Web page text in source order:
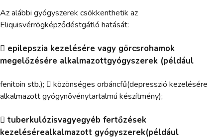
Az alábbi gyógyszerek csökkenthetik az
Eliquisvérrögképződéstgátló hatását:
 epilepszia kezelésére vagy görcsrohamok
megelőzésére alkalmazottgyógyszerek (például
fenitoin stb.);  közönséges orbáncfű(depresszió kezelésére
alkalmazott gyógynövénytartalmú készítmény);
 tuberkulózisvagyegyéb fertőzések
kezelésérealkalmazott gyógyszerek(például